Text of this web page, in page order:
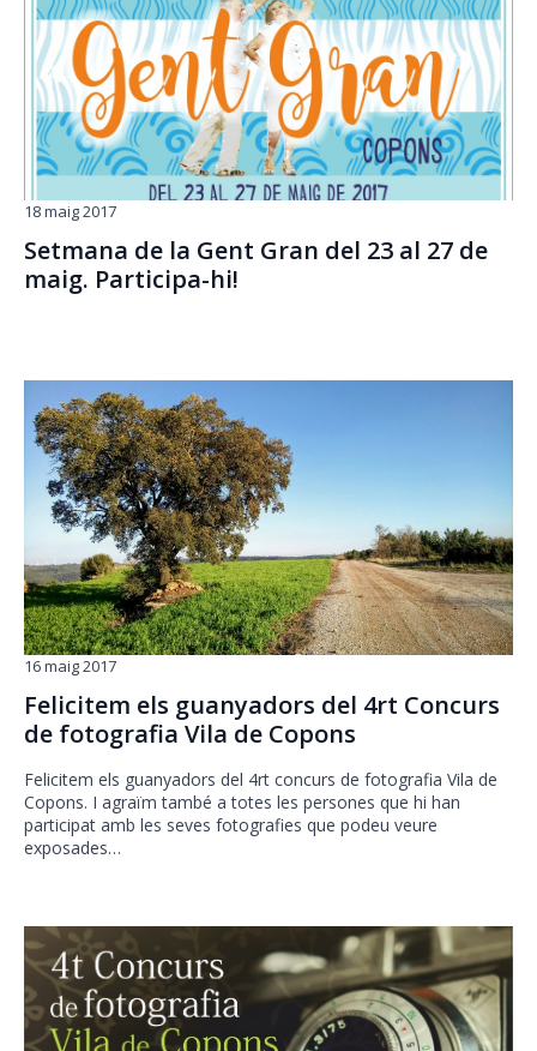
Setmana de la Gent Gran del 23 al 27 de
maig. Participa-hi!
18 maig 2017
Felicitem els guanyadors del 4rt Concurs
de fotografia Vila de Copons
16 maig 2017
Felicitem els guanyadors del 4rt concurs de fotografia Vila de
Copons. I agraïm també a totes les persones que hi han
participat amb les seves fotografies que podeu veure
exposades…